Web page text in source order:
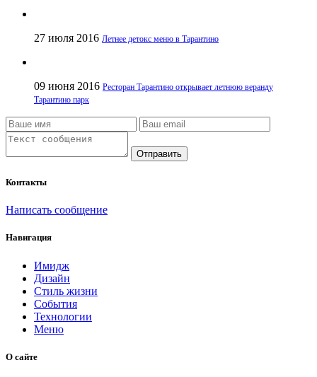
27 июля 2016 Летнее детокс меню в Тарантино
09 июня 2016 Ресторан Тарантино открывает летнюю веранду
Тарантино парк
Отправить
Контакты
Написать сообщение
Навигация
Имидж
Дизайн
Стиль жизни
События
Технологии
Меню
О сайте